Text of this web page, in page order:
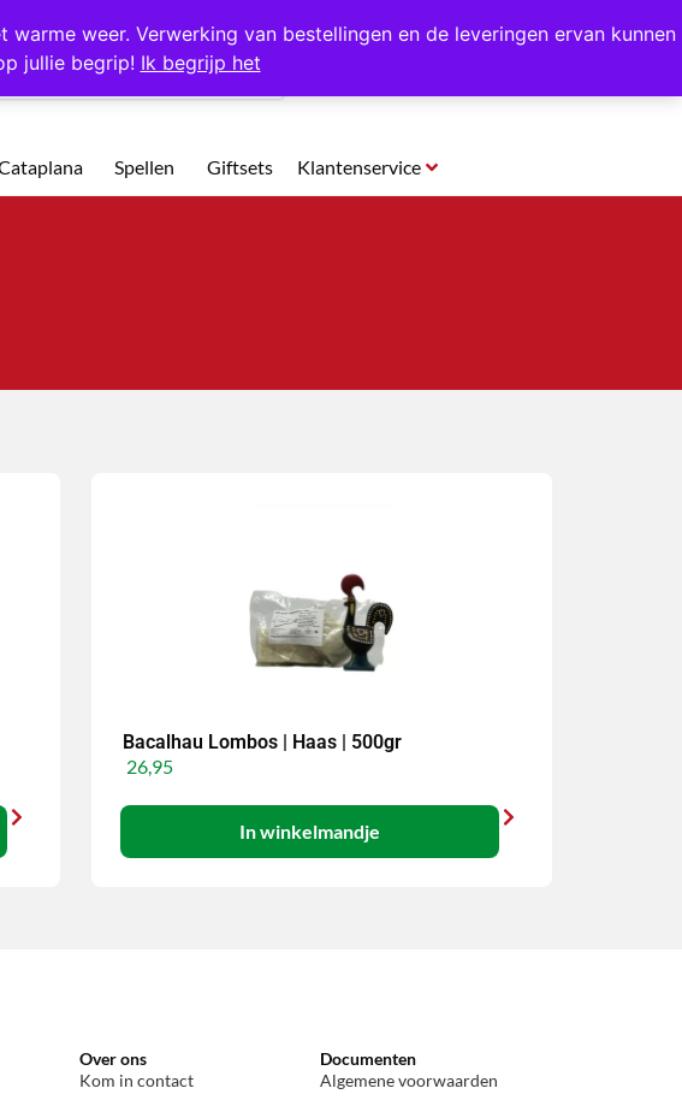
weer. Verwerking van bestellingen en de leveringen ervan kunnen
jullie begrip! Ik begrijp het
Gratis op te halen in Hansweert
Spellen Giftsets Klantenservice
Bacalhau Lombos | Haas | 500gr
26,95
In winkelmandje
Over ons
Kom in contact
Documenten
Algemene voorwaarden